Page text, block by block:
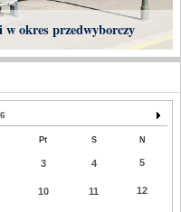
w okres przedwyborczy
Pt S N
3 4 5
10 11 12